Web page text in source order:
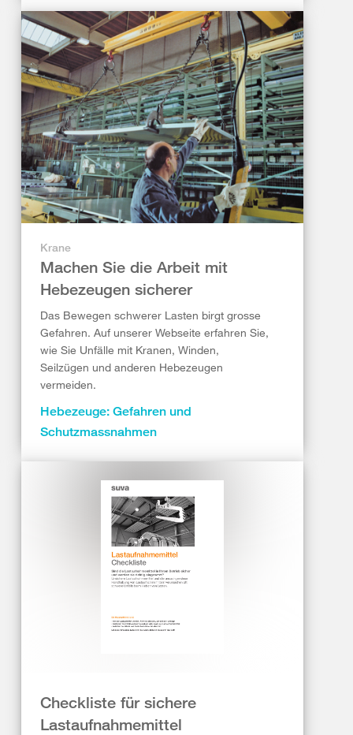
Krane
Machen Sie die Arbeit mit
Hebezeugen sicherer
Das Bewegen schwerer Lasten birgt grosse
Gefahren. Auf unserer Webseite erfahren Sie,
wie Sie Unfälle mit Kranen, Winden,
Seilzügen und anderen Hebezeugen
vermeiden.
Hebezeuge: Gefahren und
Schutzmassnahmen
Checkliste für sichere
Lastaufnahmemittel